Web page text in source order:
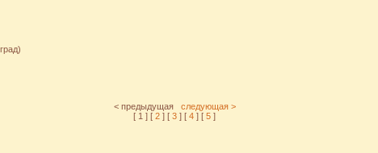
< предыдущая следующая >
[ 1 ] [ 2 ] [ 3 ] [ 4 ] [ 5 ]